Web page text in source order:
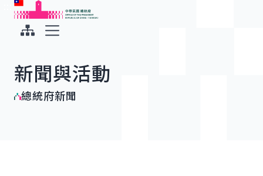
跳到主要內容
中華民國總統府
新聞與活動
總統府新聞